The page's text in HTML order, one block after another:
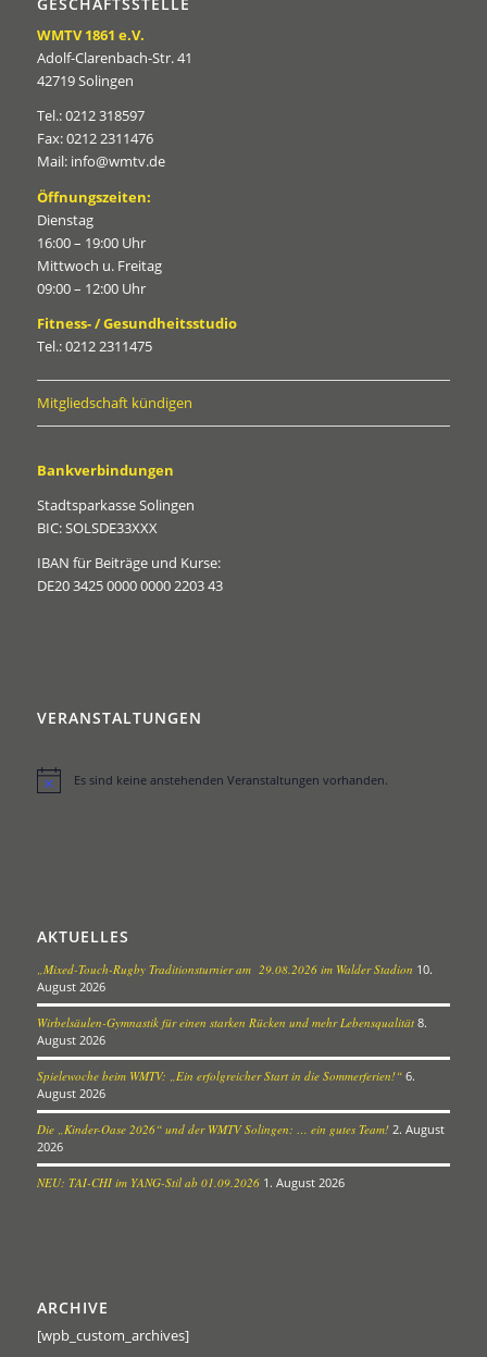
GESCHÄFTSSTELLE
WMTV 1861 e.V.
Adolf-Clarenbach-Str. 41
42719 Solingen
Tel.: 0212 318597
Fax: 0212 2311476
Mail: info@wmtv.de
Öffnungszeiten:
Dienstag
16:00 – 19:00 Uhr
Mittwoch u. Freitag
09:00 – 12:00 Uhr
Fitness- / Gesundheitsstudio
Tel.: 0212 2311475
Mitgliedschaft kündigen
Bankverbindungen
Stadtsparkasse Solingen
BIC: SOLSDE33XXX
IBAN für Beiträge und Kurse:
DE20 3425 0000 0000 2203 43
VERANSTALTUNGEN
HinweisEs sind keine anstehenden Veranstaltungen vorhanden.
AKTUELLES
„Mixed-Touch-Rugby Traditionsturnier am 29.08.2026 im Walder Stadion 10.
August 2026
Wirbelsäulen-Gymnastik für einen starken Rücken und mehr Lebensqualität 8.
August 2026
Spielewoche beim WMTV: „Ein erfolgreicher Start in die Sommerferien!“ 6.
August 2026
Die „Kinder-Oase 2026“ und der WMTV Solingen: … ein gutes Team! 2. August
2026
NEU: TAI-CHI im YANG-Stil ab 01.09.2026 1. August 2026
ARCHIVE
[wpb_custom_archives]